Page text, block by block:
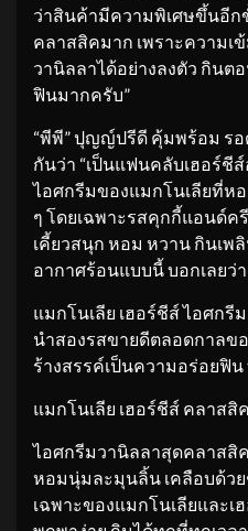
ว่าสินค้ามีความพิเศษขึ้นอีก
คลาสสิคมาก เพราะความ
วานิลลาได้อย่างลงตัว กิน
ฟินมากครับ”
“พีพี” ปุญญ์ปรีดี คุ้มพร้อม ร
กันว่า “เป็นแฟนคลับเฮอร์ชี
ไอศกรีมของแมกโนเลียที่ห
ๆ โดยเฉพาะรสคุกกี้แอนด์
เคี้ยวสนุก หอม หวาน กินเพ
อากาศร้อนแบบนี้ บอกเลยว่
แมกโนเลีย เฮอร์ชีส์ ไอศก
นำสองรสขายดีตลอดกาลขอ
ร้างสรรค์เป็นความอร่อยฟิ
แมกโนเลีย เฮอร์ชีส์ คลาสสิ
ไอศกรีมวานิลลาสุดคลาสสิ
หอมนุ่มละมุนลิ้น เคลือบด้ว
เฉพาะของแมกโนเลียและ